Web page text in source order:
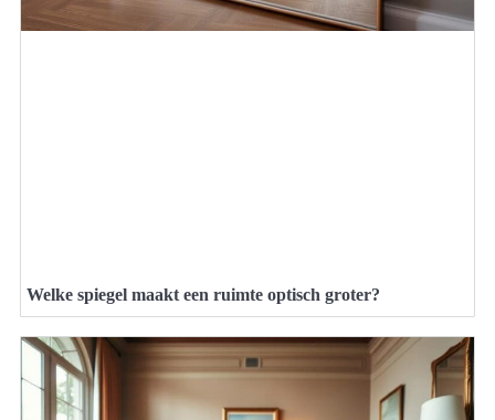
Welke spiegel maakt een ruimte optisch groter?